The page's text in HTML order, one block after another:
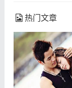
热门文章